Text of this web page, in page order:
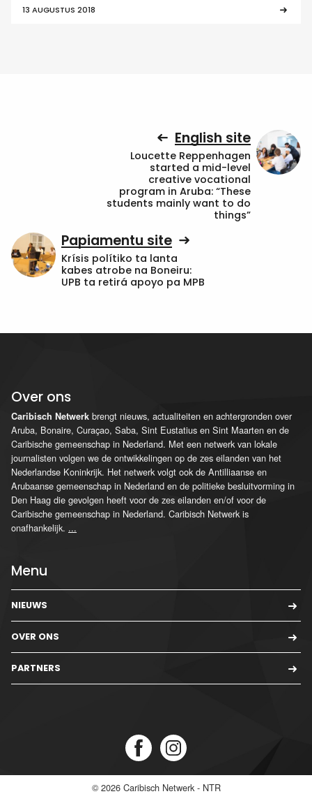
13 AUGUSTUS 2018
English site
Loucette Reppenhagen
started a mid-level
creative vocational
program in Aruba: “These
students mainly want to do
things”
Papiamentu site
Krísis polítiko ta lanta
kabes atrobe na Boneiru:
UPB ta retirá apoyo pa MPB
Over ons
Caribisch Netwerk brengt nieuws, actualiteiten en achtergronden over
Aruba, Bonaire, Curaçao, Saba, Sint Eustatius en Sint Maarten en de
Caribische gemeenschap in Nederland. Met een netwerk van lokale
journalisten volgen we de ontwikkelingen op de zes eilanden van het
Nederlandse Koninkrijk. Het netwerk volgt ook de Antilliaanse en
Arubaanse gemeenschap in Nederland en de politieke besluitvorming in
Den Haag die gevolgen heeft voor de zes eilanden en/of voor de
Caribische gemeenschap in Nederland. Caribisch Netwerk is
onafhankelijk. ...
Menu
NIEUWS
OVER ONS
PARTNERS
© 2026 Caribisch Netwerk - NTR